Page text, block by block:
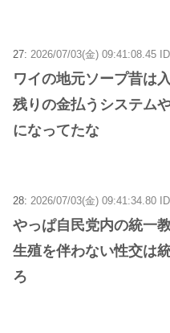
27: 2026/07/03(金) 09:41:08.45
ワイの地元ソープ昔は
残りの金払うシステム
になってたな
28: 2026/07/03(金) 09:41:34.80
やっぱ自民党内の統一
生殖を伴わない性交は
ろ